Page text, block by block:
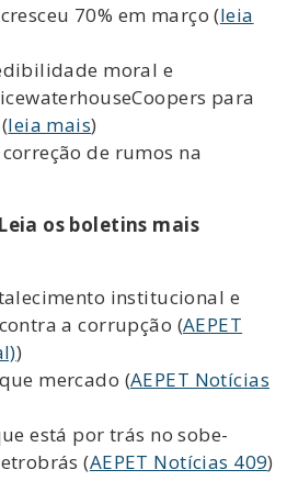
70% em março (leia
moral e
para
leia mais)
de rumos na
os boletins mais
institucional e
a corrupção (AEPET
)
mercado (AEPET Notícias
está por trás no sobe-
(AEPET Notícias 409)